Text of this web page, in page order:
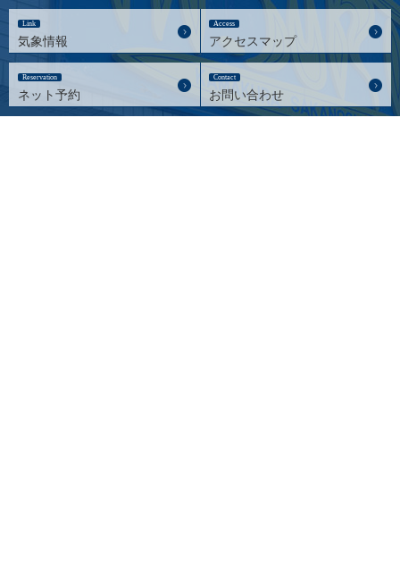
Link
気象情報
Access
アクセスマップ
Reservation
ネット予約
Contact
お問い合わせ